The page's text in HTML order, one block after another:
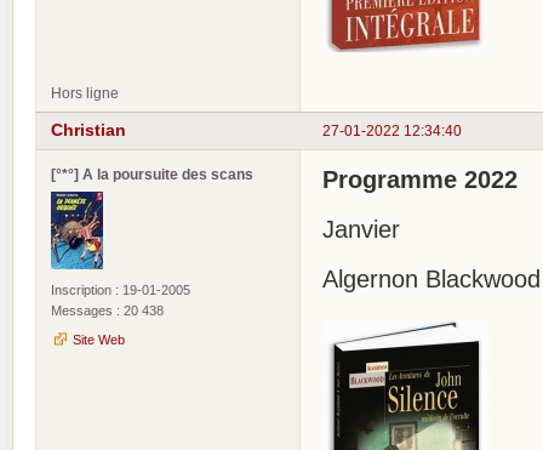
Hors ligne
27-01-2022 12:34:40
Christian
[°*°] A la poursuite des scans
Inscription : 19-01-2005
Messages : 20 438
Site Web
Programme 2022
Janvier
Algernon